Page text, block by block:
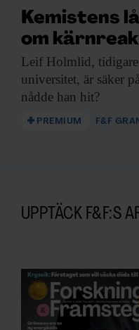
Kemistens
om
Leif Holmlid, tidigare
universitet, är säker
nådde han hit?
PREMIUM F&F
UPPTÄCK F&F:S